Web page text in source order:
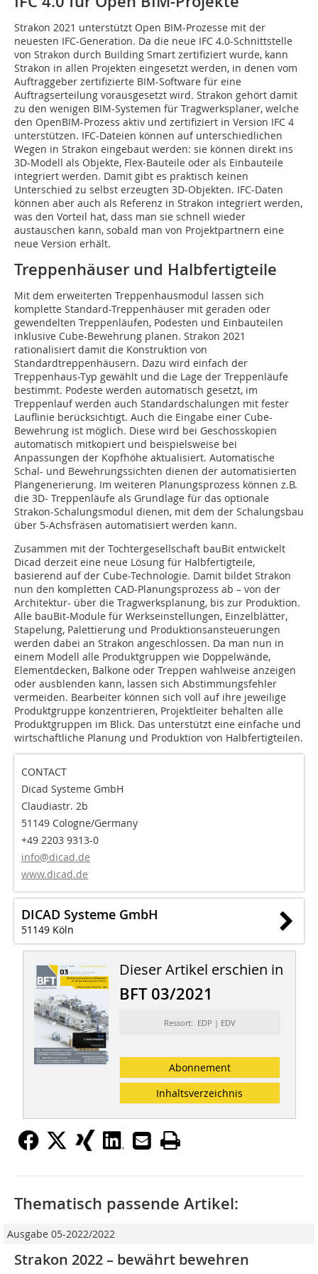
Strakon 2021 unterstützt Open BIM-Prozesse mit der
neuesten IFC-Generation. Da die neue IFC 4.0-Schnittstelle
von Strakon durch Building Smart zertifiziert wurde, kann
Strakon in allen Projekten eingesetzt werden, in denen vom
Auftraggeber zertifizierte BIM-Software für eine
Auftragserteilung vorausgesetzt wird. Strakon gehört damit
zu den wenigen BIM-Systemen für Tragwerksplaner, welche
den OpenBIM-Prozess aktiv und zertifiziert in Version IFC 4
unterstützen. IFC-Dateien können auf unterschiedlichen
Wegen in Strakon eingebaut werden: sie können direkt ins
3D-Modell als Objekte, Flex-Bauteile oder als Einbauteile
integriert werden. Damit gibt es praktisch keinen
Unterschied zu selbst erzeugten 3D-Objekten. IFC-Daten
können aber auch als Referenz in Strakon integriert werden,
was den Vorteil hat, dass man sie schnell wieder
austauschen kann, sobald man von Projektpartnern eine
neue Version erhält.
Treppenhäuser und Halbfertigteile
Mit dem erweiterten Treppenhausmodul lassen sich
komplette Standard-Treppenhäuser mit geraden oder
gewendelten Treppenläufen, Podesten und Einbauteilen
inklusive Cube-Bewehrung planen. Strakon 2021
rationalisiert damit die Konstruktion von
Standardtreppenhäusern. Dazu wird einfach der
Treppenhaus-Typ gewählt und die Lage der Treppenläufe
bestimmt. Podeste werden automatisch gesetzt, im
Treppenlauf werden auch Standardschalungen mit fester
Lauflinie berücksichtigt. Auch die Eingabe einer Cube-
Bewehrung ist möglich. Diese wird bei Geschosskopien
automatisch mitkopiert und beispielsweise bei
Anpassungen der Kopfhöhe aktualisiert. Automatische
Schal- und Bewehrungssichten dienen der automatisierten
Plangenerierung. Im weiteren Planungsprozess können z.B.
die 3D- Treppenläufe als Grundlage für das optionale
Strakon-Schalungsmodul dienen, mit dem der Schalungsbau
über 5-Achsfräsen automatisiert werden kann.
Zusammen mit der Tochtergesellschaft bauBit entwickelt
Dicad derzeit eine neue Lösung für Halbfertigteile,
basierend auf der Cube-Technologie. Damit bildet Strakon
nun den kompletten CAD-Planungsprozess ab – von der
Architektur- über die Tragwerksplanung, bis zur Produktion.
Alle bauBit-Module für Werkseinstellungen, Einzelblätter,
Stapelung, Palettierung und Produktionsansteuerungen
werden dabei an Strakon angeschlossen. Da man nun in
einem Modell alle Produktgruppen wie Doppelwände,
Elementdecken, Balkone oder Treppen wahlweise anzeigen
oder ausblenden kann, lassen sich Abstimmungsfehler
vermeiden. Bearbeiter können sich voll auf ihre jeweilige
Produktgruppe konzentrieren, Projektleiter behalten alle
Produktgruppen im Blick. Das unterstützt eine einfache und
wirtschaftliche Planung und Produktion von Halbfertigteilen.
CONTACT
Dicad Systeme GmbH
Claudiastr. 2b
51149 Cologne/Germany
+49 2203 9313-0
info@dicad.de
www.dicad.de
DICAD Systeme GmbH
51149 Köln
Dieser Artikel erschien in
BFT 03/2021
Ressort: EDP | EDV
Abonnement
Inhaltsverzeichnis
Thematisch passende Artikel:
Ausgabe 05-2022/2022
Strakon 2022 – bewährt bewehren